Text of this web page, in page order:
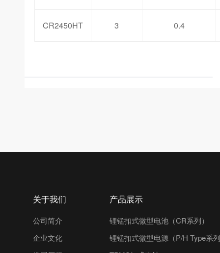
CR2450HT 3 0.4
关于我们
公司简介
企业文化
产品展示
锂锰扣式微型电池（CR系列）
锂锰扣式微型电源（P/H Type系